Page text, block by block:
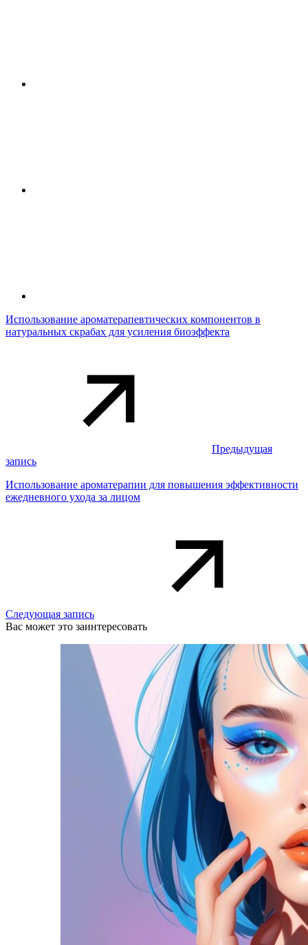
Использование ароматерапевтических компонентов в
натуральных скрабах для усиления биоэффекта
Предыдущая
запись
Использование ароматерапии для повышения эффективности
ежедневного ухода за лицом
Следующая запись
Вас может это заинтересовать